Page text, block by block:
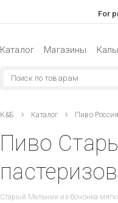
For
Каталог Магазины
К&Б Каталог Пиво Россия
Пиво
Старый Мельник из бочонка